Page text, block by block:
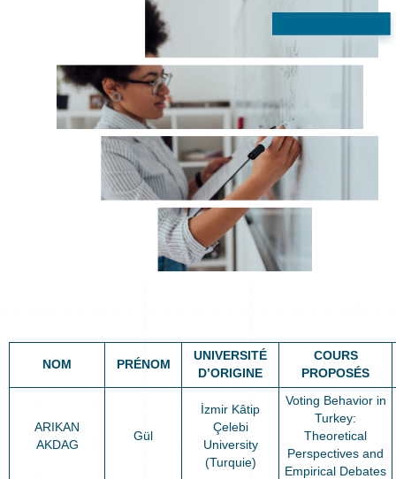
NOM PRÉNOM
UNIVERSITÉ
D’ORIGINE
COURS
PROPOSÉS
ARIKAN
AKDAG
Gül
İzmir Kâtip
Çelebi
University
(Turquie)
Voting Behavior in
Turkey:
Theoretical
Perspectives and
Empirical Debates